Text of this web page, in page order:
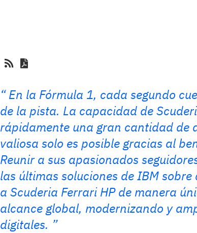
En la Fórmula 1, cada segundo
de la pista. La capacidad de
rápidamente una gran cantidad de
valiosa solo es posible gracias al
Reunir a sus apasionados
las últimas soluciones de IBM
a Scuderia Ferrari HP de manera
alcance global, modernizando y
digitales.